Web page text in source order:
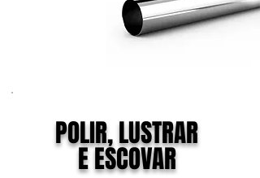
POLIR, LUSTRAR
E ESCOVAR